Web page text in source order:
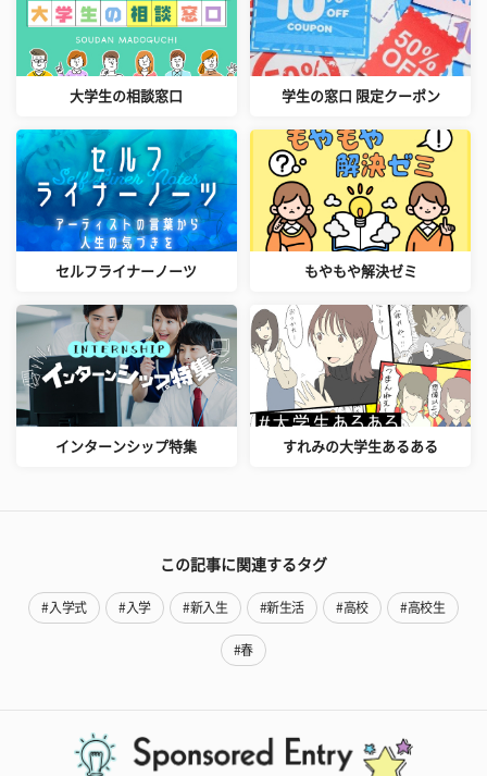
大学生の相談窓口 学生の窓口 限定クーポン
セルフライナーノーツ もやもや解決ゼミ
インターンシップ特集 すれみの大学生あるある
この記事に関連するタグ
#入学式 #入学 #新入生 #新生活 #高校 #高校生
#春